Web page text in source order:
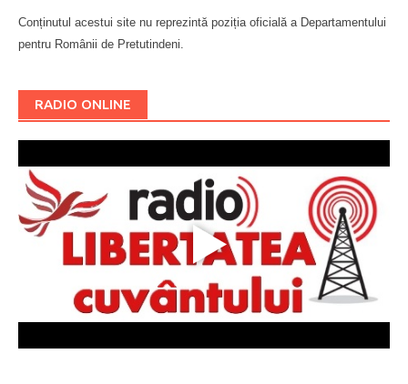
Conținutul acestui site nu reprezintă poziția oficială a Departamentului
pentru Românii de Pretutindeni.
RADIO ONLINE